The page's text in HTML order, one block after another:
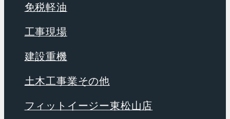
免税軽油
工事現場
建設重機
土木工事業その他
フィットイージー東松山店